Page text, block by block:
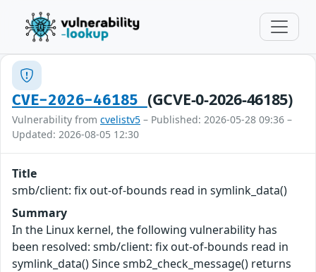
CVE-2026-46185 (GCVE-0-2026-46185)
Vulnerability from cvelistv5 – Published: 2026-05-28 09:36 –
Updated: 2026-08-05 12:30
Title
smb/client: fix out-of-bounds read in symlink_data()
Summary
In the Linux kernel, the following vulnerability has
been resolved: smb/client: fix out-of-bounds read in
symlink_data() Since smb2_check_message() returns